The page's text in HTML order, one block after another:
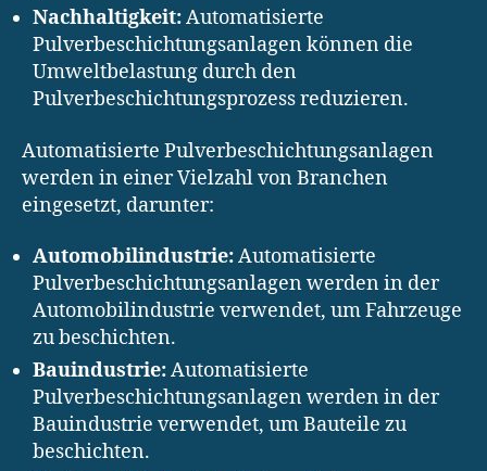
Nachhaltigkeit:Automatisierte
Pulverbeschichtungsanlagen können die
Umweltbelastung durch den
Pulverbeschichtungsprozess reduzieren.
Automatisierte Pulverbeschichtungsanlagen
werden in einer Vielzahl von Branchen
eingesetzt, darunter:
Automobilindustrie:Automatisierte
Pulverbeschichtungsanlagen werden in der
Automobilindustrie verwendet, um Fahrzeuge
zu beschichten.
Bauindustrie:Automatisierte
Pulverbeschichtungsanlagen werden in der
Bauindustrie verwendet, um Bauteile zu
beschichten.